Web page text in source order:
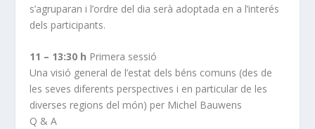
s’agruparan i l’ordre del dia serà adoptada en a l’interés
dels participants.
11 – 13:30 h Primera sessió
Una visió general de l’estat dels béns comuns (des de
les seves diferents perspectives i en particular de les
diverses regions del món) per Michel Bauwens
Q & A